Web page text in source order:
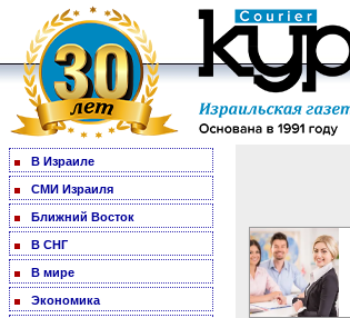
В Израиле
СМИ Израиля
Ближний Восток
В СНГ
В мире
Экономика